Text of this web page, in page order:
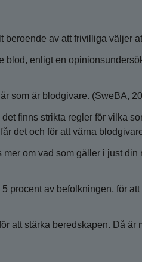
beroende av att frivilliga väljer
blod, enligt en
som är blodgivare. (SweBA,
finns strikta regler för vilka
det och för att värna
om vad som gäller i just din
procent av befolkningen, för
att stärka beredskapen. Då är